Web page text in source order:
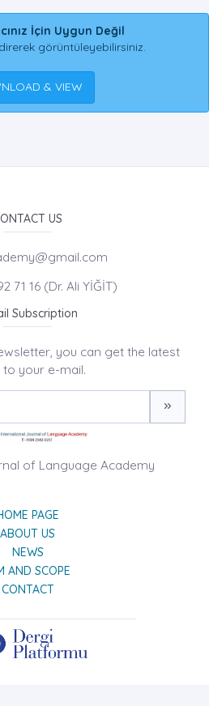
İçin Uygun Değil
görüntüleyebilirsiniz.
& VIEW
US
71 16 (Dr. Ali YİĞİT)
Subscription
you can get the latest
to your e-mail.
of Language Academy
PAGE
ABOUT US
NEWS
AND SCOPE
CONTACT